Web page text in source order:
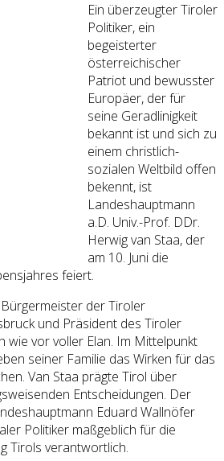
Ein überzeugter Tiroler
Politiker, ein
begeisterter
österreichischer
Patriot und bewusster
Europäer, der für
seine Geradlinigkeit
bekannt ist und sich zu
einem christlich-
sozialen Weltbild offen
bekennt, ist
Landeshauptmann
a.D. Univ.-Prof. DDr.
Herwig van Staa, der
am 10. Juni die
feiert.
der Tiroler
und Präsident des Tiroler
wie vor voller Elan. Im Mittelpunkt
seiner Familie das Wirken für das
Van Staa prägte Tirol über
Entscheidungen. Der
Eduard Wallnöfer
Politiker maßgeblich für die
Tirols verantwortlich.